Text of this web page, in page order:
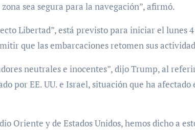
sea segura para la navegación”, afirmó.
Libertad”, está previsto para iniciar el lunes
que las embarcaciones retomen sus
neutrales e inocentes”, dijo Trump, al
por EE. UU. e Israel, situación que ha afectado
Oriente y de Estados Unidos, hemos dicho a